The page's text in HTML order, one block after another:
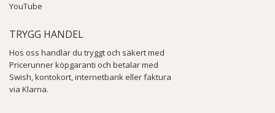
YouTube
TRYGG HANDEL
Hos oss handlar du tryggt och säkert med
Pricerunner köpgaranti och betalar med
Swish, kontokort, internetbank eller faktura
via Klarna.